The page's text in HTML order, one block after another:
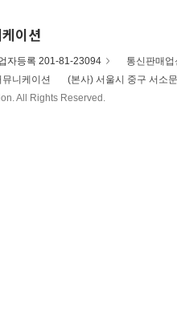
이션
자등록 201-81-23094 통신판매
니케이션
(본사) 서울시 중구 서소
All Rights Reserved.